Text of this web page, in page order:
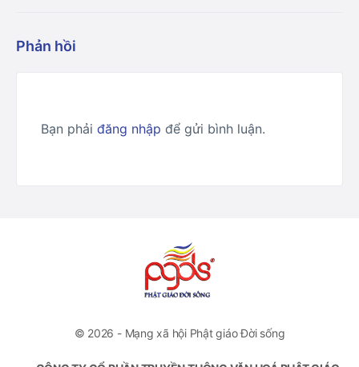
Phản hồi
Bạn phải đăng nhập để gửi bình luận.
© 2026 - Mạng xã hội Phật giáo Đời sống